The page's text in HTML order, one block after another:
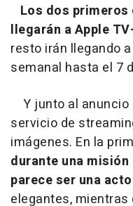
Los dos
llegarán a Apple
resto irán llegando
semanal hasta el 7
Y junto al anuncio
servicio de
imágenes. En la
durante una
parece ser una
elegantes, mientras